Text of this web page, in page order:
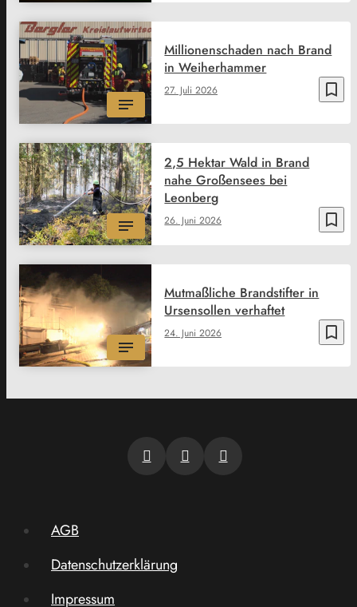
bookmark_border
27. Juli 2026
Millionenschaden nach Brand
in Weiherhammer
bookmark_border
26. Juni 2026
2,5 Hektar Wald in Brand
nahe Großensees bei
Leonberg
bookmark_border
24. Juni 2026
Mutmaßliche Brandstifter in
Ursensollen verhaftet
AGB
Datenschutzerklärung
Impressum